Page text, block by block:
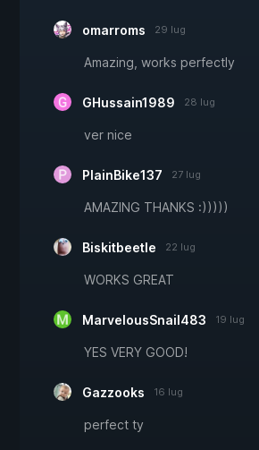
omarroms 29 lug
Amazing, works perfectly
GHussain1989 28 lug
ver nice
PlainBike137 27 lug
AMAZING THANKS :)))))
Biskitbeetle 22 lug
WORKS GREAT
MarvelousSnail483 19 lug
YES VERY GOOD!
Gazzooks 16 lug
perfect ty